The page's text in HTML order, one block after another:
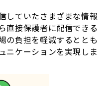
していたさまざまな情報
直接保護者に配信できる
の負担を軽減するととも
ニケーションを実現しま